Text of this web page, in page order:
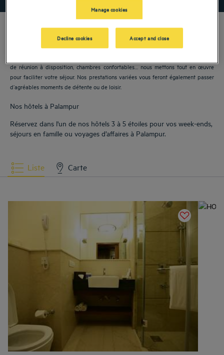
de réunion à disposition, chambres confortables… nous mettons tout en œuvre
pour faciliter votre séjour. Nos prestations variées vous feront également passer
d’agréables moments de détente ou de loisir.
Nos hôtels à Palampur
Réservez dans l'un de nos hôtels 3 à 5 étoiles pour vos week-ends,
séjours en famille ou voyages d’affaires à Palampur.
Liste Carte
Manage cookies
Decline cookies Accept and close